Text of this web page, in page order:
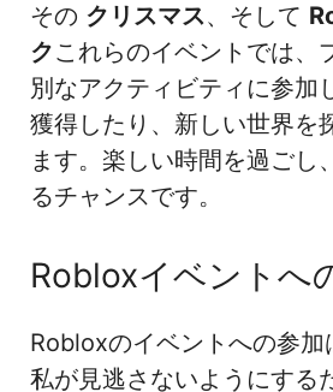
その クリスマス、そして
クこれらのイベントでは、
別なアクティビティに参加
獲得したり、新しい世界を
ます。楽しい時間を過ごし
るチャンスです。
Robloxイベントへ
Robloxのイベントへの参加
私が見逃さないようにする